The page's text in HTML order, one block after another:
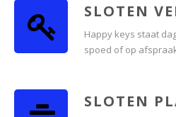
SLOTEN
Happy keys staat
spoed of op
SLOTEN